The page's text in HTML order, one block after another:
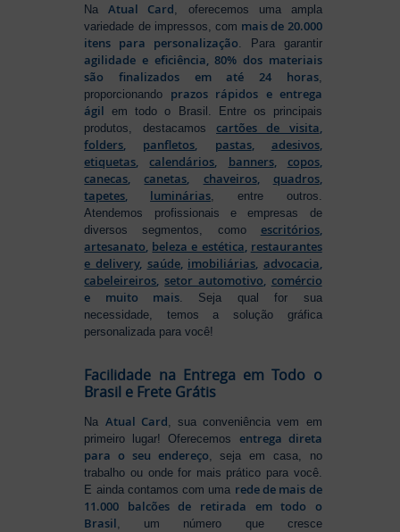
NaAtual Card, oferecemos uma ampla
variedade de impressos, com mais de 20.000
itens para personalização. Para garantir
agilidade e eficiência, 80% dos materiais
são finalizados em até 24 horas,
proporcionando prazos rápidos e entrega
ágil em todo o Brasil. Entre os principais
produtos, destacamos cartões de visita,
folders, panfletos, pastas, adesivos,
etiquetas,calendários, banners, copos,
canecas,canetas, chaveiros, quadros,
tapetes, luminárias, entre outros.
Atendemos profissionais e empresas de
diversos segmentos, como escritórios,
artesanato, beleza e estética, restaurantes
e delivery, saúde, imobiliárias, advocacia,
cabeleireiros, setor automotivo, comércio
e muito mais. Seja qual for sua
necessidade, temos a solução gráfica
personalizada para você!
Facilidade na Entrega em Todo o
Brasil e Frete Grátis
Na Atual Card , sua conveniência vem em
primeiro lugar! Oferecemos entrega direta
para o seu endereço , seja em casa, no
trabalho ou onde for mais prático para você.
E ainda contamos com uma rede de mais de
11.000 balcões de retirada em todo o
Brasil , um número que cresce